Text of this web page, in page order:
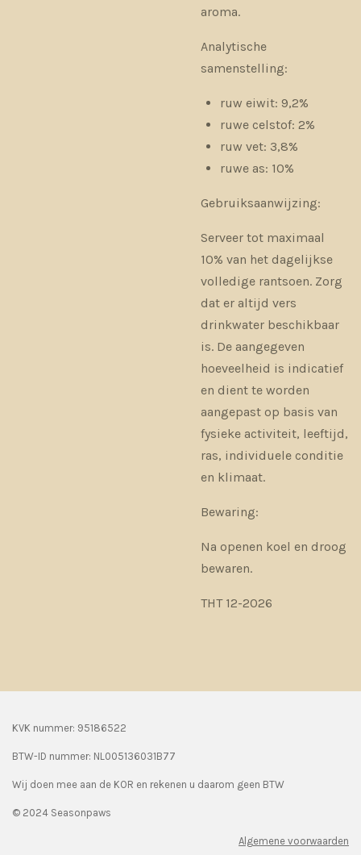
aroma.
Analytische
samenstelling:
ruw eiwit: 9,2%
ruwe celstof: 2%
ruw vet: 3,8%
ruwe as: 10%
Gebruiksaanwijzing:
Serveer tot maximaal
10% van het dagelijkse
volledige rantsoen. Zorg
dat er altijd vers
drinkwater beschikbaar
is. De aangegeven
hoeveelheid is indicatief
en dient te worden
aangepast op basis van
fysieke activiteit, leeftijd,
ras, individuele conditie
en klimaat.
Bewaring:
Na openen koel en droog
bewaren.
THT 12-2026
KVK nummer: 95186522
BTW-ID nummer: NL005136031B77
Wij doen mee aan de KOR en rekenen u daarom geen BTW
© 2024 Seasonpaws
Algemene voorwaarden